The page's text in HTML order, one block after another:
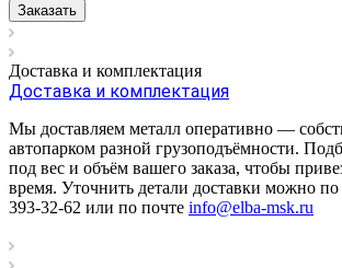
Заказать
Доставка и комплектация
Доставка и комплектация
Мы доставляем металл оперативно —
автопарком разной грузоподъёмности.
под вес и объём вашего заказа, чтобы
время. Уточнить детали доставки можно
393-32-62 или по почте info@elba-msk.ru